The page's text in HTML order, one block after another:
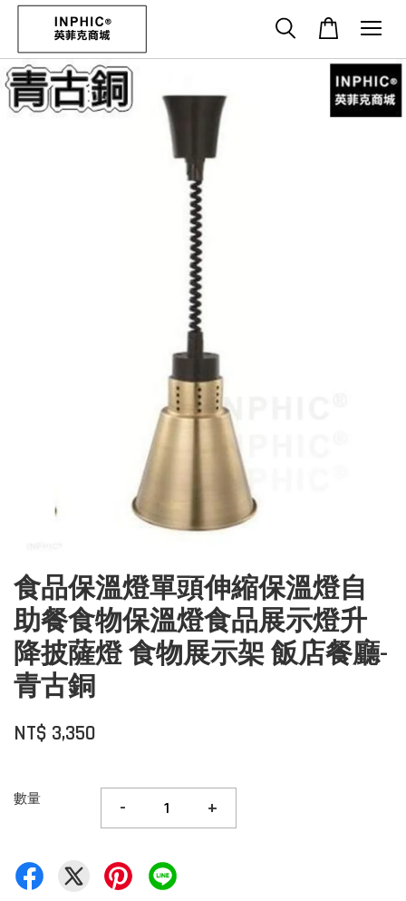
食品保溫燈單頭伸縮保溫燈自
助餐食物保溫燈食品展示燈升
降披薩燈 食物展示架 飯店餐廳-
青古銅
NT$ 3,350
數量 - +